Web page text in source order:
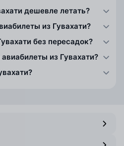
дешевле летать?
из Гувахати?
без пересадок?
из Гувахати?